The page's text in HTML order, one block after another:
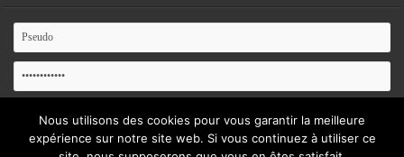
Se souvenir de moi
Nous utilisons des cookies pour vous garantir la meilleure
expérience sur notre site web. Si vous continuez à utiliser ce